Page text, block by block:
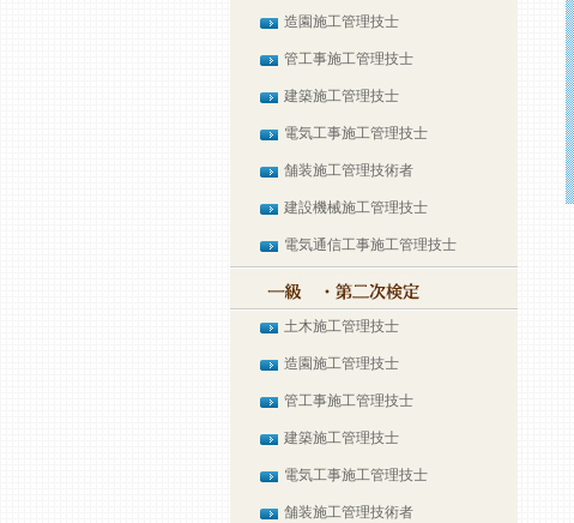
造園施工管理技士
管工事施工管理技士
建築施工管理技士
電気工事施工管理技士
舗装施工管理技術者
建設機械施工管理技士
電気通信工事施工管理技士
土木施工管理技士
造園施工管理技士
管工事施工管理技士
建築施工管理技士
電気工事施工管理技士
舗装施工管理技術者